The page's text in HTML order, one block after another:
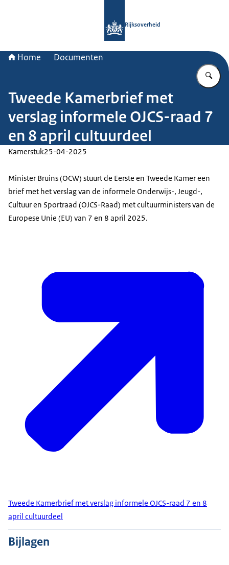
Rijksoverheid
Home Documenten
Tweede Kamerbrief met
verslag informele OJCS-raad 7
en 8 april cultuurdeel
Kamerstuk25-04-2025
Minister Bruins (OCW) stuurt de Eerste en Tweede Kamer een
brief met het verslag van de informele Onderwijs-, Jeugd-,
Cultuur en Sportraad (OJCS-Raad) met cultuurministers van de
Europese Unie (EU) van 7 en 8 april 2025.
Tweede Kamerbrief met verslag informele OJCS-raad 7 en 8
april cultuurdeel
Bijlagen